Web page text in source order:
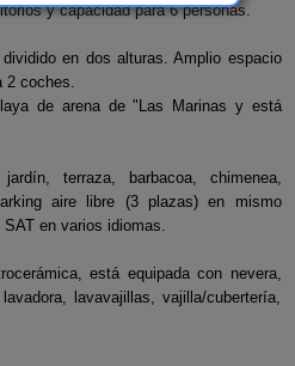
y capacidad para 6 personas.
en dos alturas. Amplio espacio
2 coches.
de arena de "Las Marinas y está
terraza, barbacoa, chimenea,
aire libre (3 plazas) en mismo
en varios idiomas.
está equipada con nevera,
lavavajillas, vajilla/cubertería,